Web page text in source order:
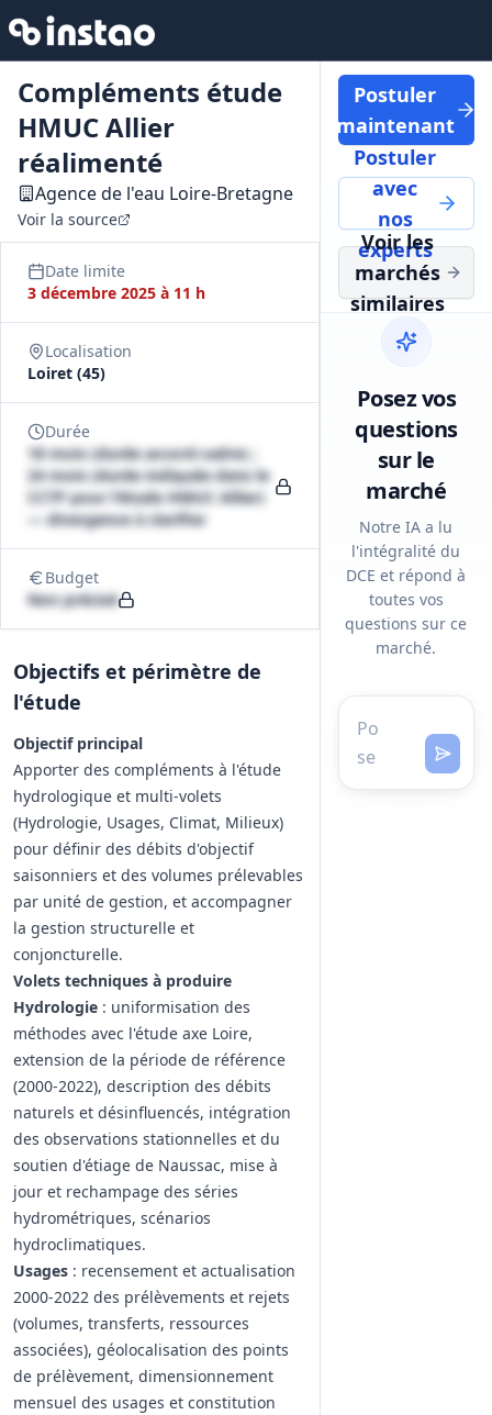
Compléments étude
HMUC Allier
réalimenté
Agence de l'eau Loire-Bretagne
Voir la source
Date limite
3 décembre 2025 à 11 h
Localisation
Loiret (45)
Durée
18 mois (durée accord-cadre) ;
24 mois (durée indiquée dans le
CCTP pour l'étude HMUC Allier)
— divergence à clarifier
Budget
Non précisé
Objectifs et périmètre de
l'étude
Objectif principal
Apporter des compléments à l'étude
hydrologique et multi‑volets
(Hydrologie, Usages, Climat, Milieux)
pour définir des débits d'objectif
saisonniers et des volumes prélevables
par unité de gestion, et accompagner
la gestion structurelle et
conjoncturelle.
Volets techniques à produire
Hydrologie : uniformisation des
méthodes avec l'étude axe Loire,
extension de la période de référence
(2000-2022), description des débits
naturels et désinfluencés, intégration
des observations stationnelles et du
soutien d'étiage de Naussac, mise à
jour et rechampage des séries
hydrométriques, scénarios
hydroclimatiques.
Usages : recensement et actualisation
2000-2022 des prélèvements et rejets
(volumes, transferts, ressources
associées), géolocalisation des points
de prélèvement, dimensionnement
mensuel des usages et constitution
Postuler
maintenant
Postuler
avec
nos
experts
Voir les
marchés
similaires
Posez vos
questions
sur le
marché
Notre IA a lu
l'intégralité du
DCE et répond à
toutes vos
questions sur ce
marché.